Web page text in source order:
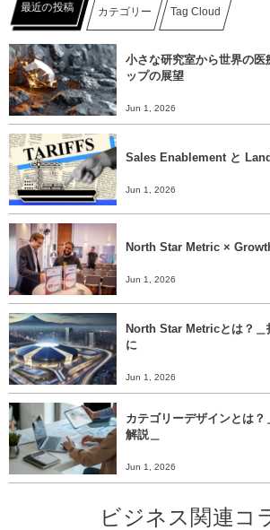
最近の投稿 カテゴリー Tag Cloud
小さな研究室から世界の
ップの展望
Jun 1, 2026
Sales Enablement と
Jun 1, 2026
North Star Metric ×
Jun 1, 2026
North Star Metricとは？＿
に
Jun 1, 2026
カテゴリーデザインとは
解説＿
Jun 1, 2026
ビジネス関連コ